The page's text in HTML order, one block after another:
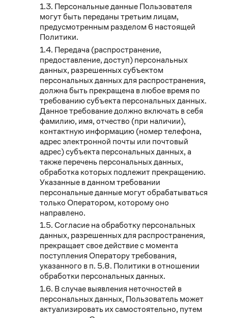
Персональные данные Пользователя
могут быть переданы третьим лицам,
предусмотренным разделом 6 настоящей
Политики.
Передача (распространение,
предоставление, доступ) персональных
данных, разрешенных субъектом
персональных данных для распространения,
должна быть прекращена в любое время по
требованию субъекта персональных данных.
Данное требование должно включать в себя
фамилию, имя, отчество (при наличии),
контактную информацию (номер телефона,
адрес электронной почты или почтовый
адрес) субъекта персональных данных, а
также перечень персональных данных,
обработка которых подлежит прекращению.
Указанные в данном требовании
персональные данные могут обрабатываться
только Оператором, которому оно
направлено.
Согласие на обработку персональных
данных, разрешенных для распространения,
прекращает свое действие с момента
поступления Оператору требования,
указанного в п. 5.8. Политики в отношении
обработки персональных данных.
В случае выявления неточностей в
персональных данных, Пользователь может
актуализировать их самостоятельно, путем